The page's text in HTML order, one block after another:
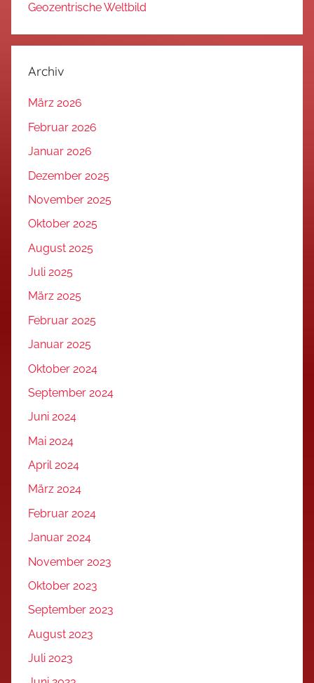
Geozentrische Weltbild
Archiv
März 2026
Februar 2026
Januar 2026
Dezember 2025
November 2025
Oktober 2025
August 2025
Juli 2025
März 2025
Februar 2025
Januar 2025
Oktober 2024
September 2024
Juni 2024
Mai 2024
April 2024
März 2024
Februar 2024
Januar 2024
November 2023
Oktober 2023
September 2023
August 2023
Juli 2023